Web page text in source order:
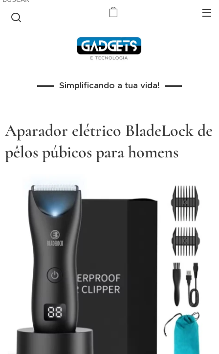
Simplificando a tua vida!
Aparador elétrico BladeLock de
pêlos púbicos para homens